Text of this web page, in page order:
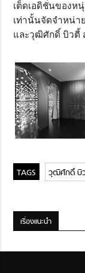
เต็ดเอดิชั่นของห
เท่านั้นจัดจำหน่า
และวุฒิศักดิ์ บิวตี้
วุฒิศักดิ์ บิ
เรื่องแนะนำ